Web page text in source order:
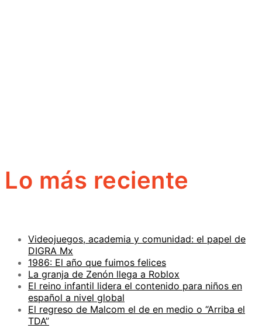
Lo más reciente
Videojuegos, academia y comunidad: el papel de
DIGRA Mx
1986: El año que fuimos felices
La granja de Zenón llega a Roblox
El reino infantil lidera el contenido para niños en
español a nivel global
El regreso de Malcom el de en medio o “Arriba el
TDA”